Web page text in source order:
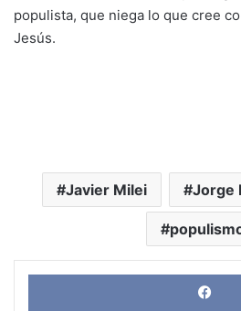
populista, que niega lo que cree
Jesús.
Javier Milei Jorge